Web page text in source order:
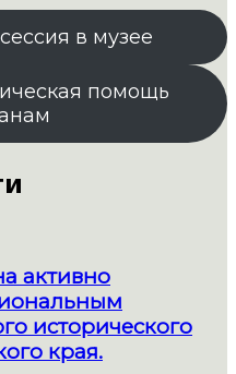
в музее
помощь
активно
исторического
края.